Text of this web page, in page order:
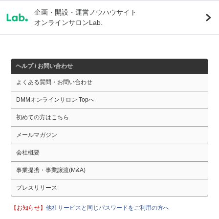
企画・開設・運営ノウハウサイト
オンラインサロンLab.
ヘルプ / お問い合わせ
よくある質問・お問い合わせ
DMMオンラインサロン Topへ
初めての方はこちら
メールマガジン
会社概要
事業提携・事業譲渡(M&A)
プレスリリース
【お知らせ】他社サービスと同じパスワードをご利用の方へ